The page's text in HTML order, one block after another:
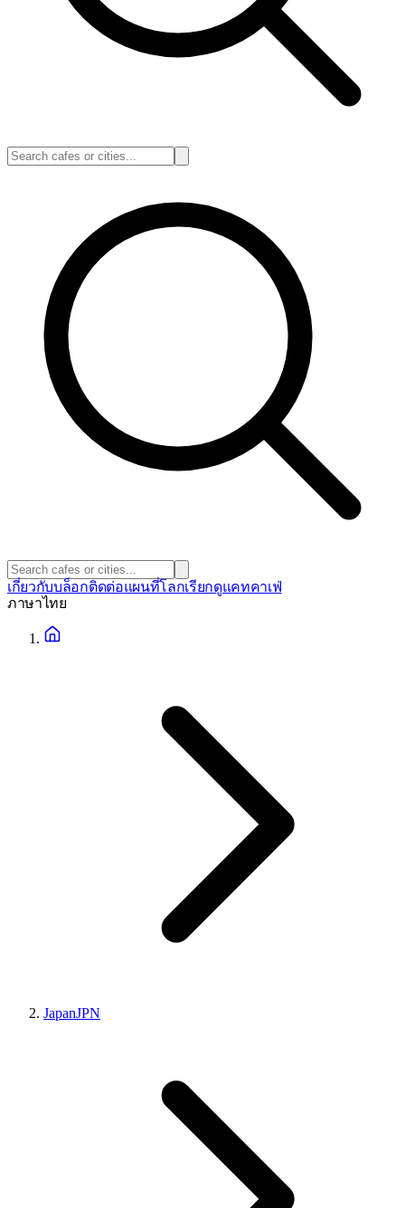
เกี่ยวกับบล็อกติดต่อแผนที่โลกเรียกดูแคทคาเฟ่
ภาษาไทย
JapanJPN